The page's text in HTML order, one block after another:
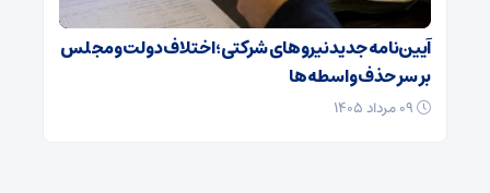
آیین‌نامه جدید نیروهای شرکتی؛ اختلاف دولت و مجلس
بر سر حذف واسطه‌ها